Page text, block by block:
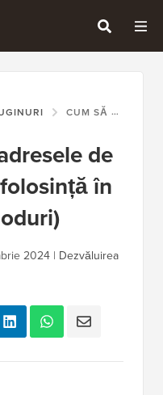
CUM SĂ BLOCAȚI ADRESELE DE E-MAIL DE UNICĂ FOLOSINȚĂ ÎN WORDPRESS (2 MODURI)
de
în
2024 | Dezvăluirea